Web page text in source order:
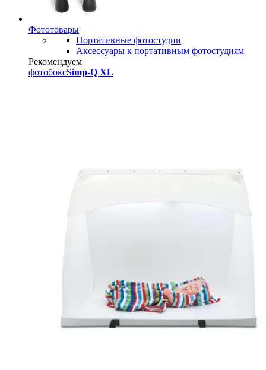
Фототовары
Портативные фотостудии
Аксессуары к портативным фотостудиям
Рекомендуем
фотобоксSimp-Q XL